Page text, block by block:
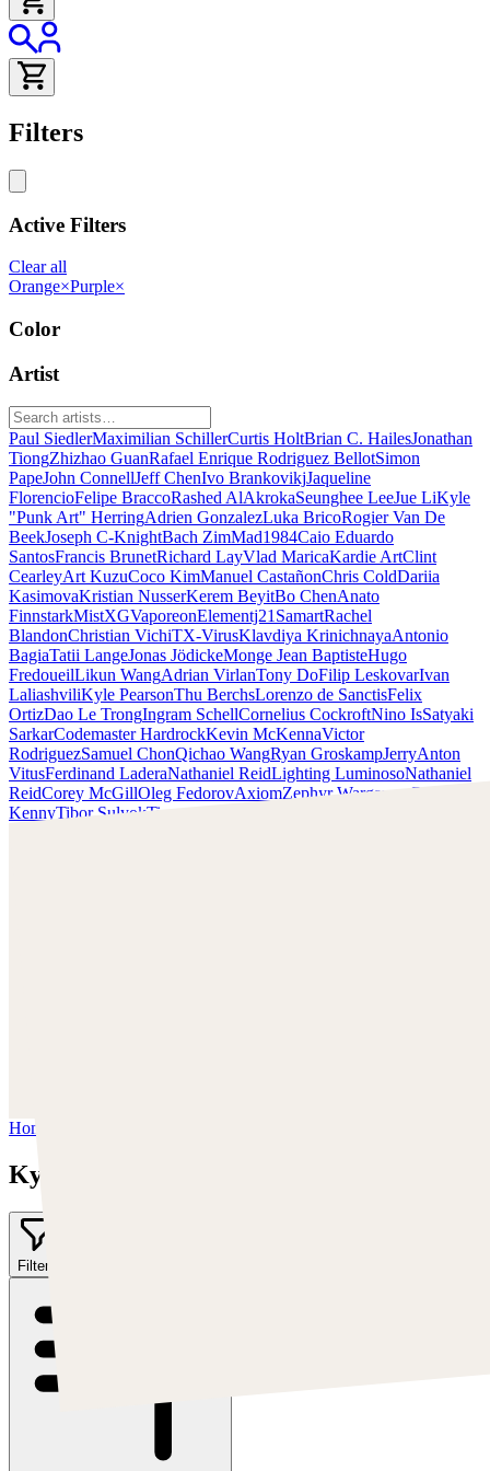
Filters
Active Filters
Clear all
Orange×Purple×
Color
Artist
Paul SiedlerMaximilian SchillerCurtis HoltBrian C. HailesJonathan
TiongZhizhao GuanRafael Enrique Rodriguez BellotSimon
PapeJohn ConnellJeff ChenIvo BrankovikjJaqueline
FlorencioFelipe BraccoRashed AlAkrokaSeunghee LeeJue LiKyle
"Punk Art" HerringAdrien GonzalezLuka BricoRogier Van De
BeekJoseph C-KnightBach ZimMad1984Caio Eduardo
SantosFrancis BrunetRichard LayVlad MaricaKardie ArtClint
CearleyArt KuzuCoco KimManuel CastañonChris ColdDariia
KasimovaKristian NusserKerem BeyitBo ChenAnato
FinnstarkMistXGVaporeonElementj21SamartRachel
BlandonChristian VichiTX-VirusKlavdiya KrinichnayaAntonio
BagiaTatii LangeJonas JödickeMonge Jean BaptisteHugo
FredoueilLikun WangAdrian VirlanTony DoFilip LeskovarIvan
LaliashviliKyle PearsonThu BerchsLorenzo de SanctisFelix
OrtizDao Le TrongIngram SchellCornelius CockroftNino IsSatyaki
SarkarCodemaster HardrockKevin McKennaVictor
RodriguezSamuel ChonQichao WangRyan GroskampJerryAnton
VitusFerdinand LaderaNathaniel ReidLighting LuminosoNathaniel
ReidCorey McGillOleg FedorovAxiomZephyr Wargames
Gonzalo
KennyTibor SulyokTimmy the Sorcerer
Home
Kyle "Punk Art" Herring
Filter